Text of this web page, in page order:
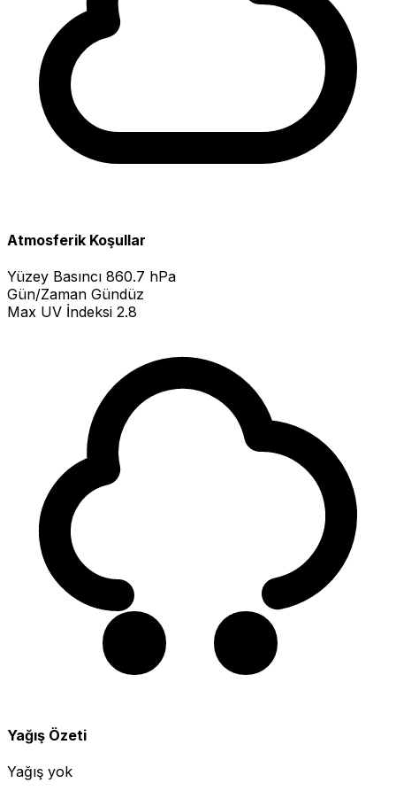
Atmosferik Koşullar
Yüzey Basıncı 860.7 hPa
Gün/Zaman Gündüz
Max UV İndeksi 2.8
Yağış Özeti
Yağış yok